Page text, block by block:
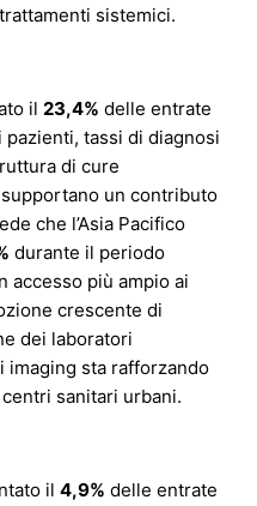
sistemici.
il23,4% delle entrate
tassi di diagnosi
di cure
un contributo
che l’Asia Pacifico
durante il periodo
accesso più ampio ai
crescente di
dei laboratori
imaging sta rafforzando
sanitari urbani.
il4,9% delle entrate